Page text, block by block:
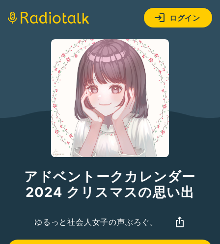
ログイン
アドベントークカレンダー
2024 クリスマスの思い出
ゆるっと社会人女子の声ぶろぐ。